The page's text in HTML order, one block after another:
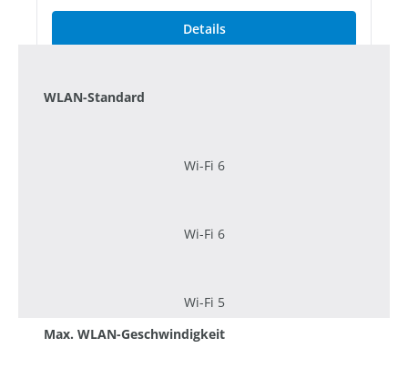
Details
WLAN-Standard
Wi-Fi 6
Wi-Fi 6
Wi-Fi 5
Max. WLAN-Geschwindigkeit